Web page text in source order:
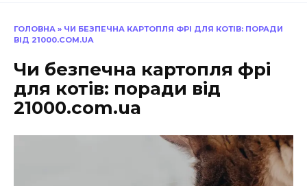
ГОЛОВНА » ЧИ БЕЗПЕЧНА КАРТОПЛЯ ФРІ ДЛЯ КОТІВ: ПОРАДИ
ВІД 21000.COM.UA
Чи безпечна картопля фрі
для котів: поради від
21000.com.ua